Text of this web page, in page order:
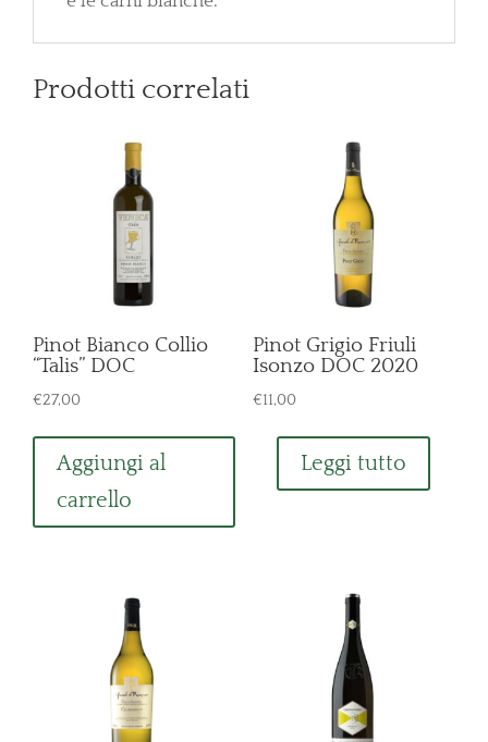
Prodotti correlati
Pinot Bianco Collio
“Talis” DOC
€27,00
Aggiungi al
carrello
Pinot Grigio Friuli
Isonzo DOC 2020
€11,00
Leggi tutto